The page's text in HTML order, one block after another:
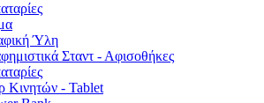
Ύλη
Σταντ - Αφισοθήκες
Κινητών - Tablet